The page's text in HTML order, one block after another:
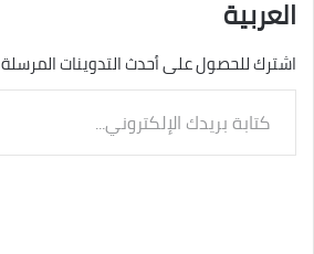
العربية
اشترك للحصول على أحدث التدوينات
بريدك
الإلكتروني...